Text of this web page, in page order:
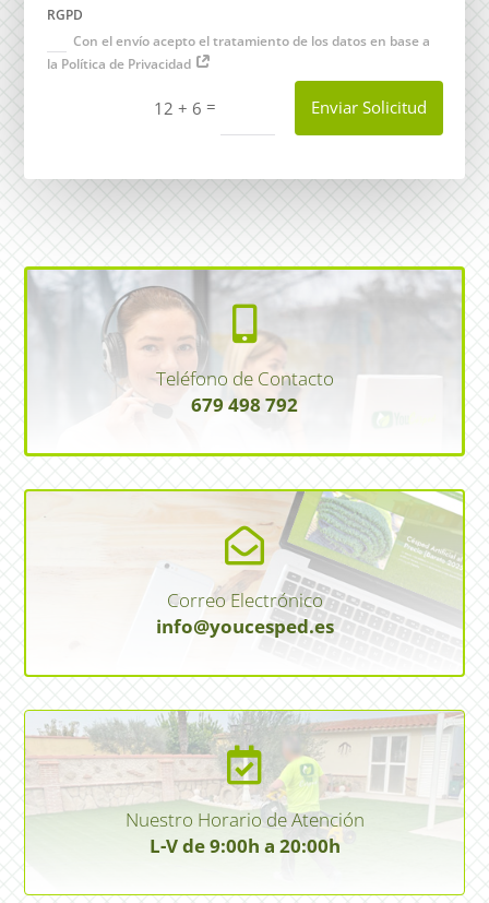
RGPD
Con el envío acepto el tratamiento de los datos en base a
la Política de Privacidad
12 + 6 = Enviar Solicitud

Teléfono de Contacto
679 498 792

Correo Electrónico
info@youcesped.es

Nuestro Horario de Atención
L-V de 9:00h a 20:00h